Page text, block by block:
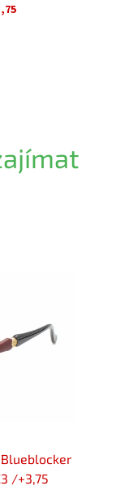
Blueblocker
/+3,75